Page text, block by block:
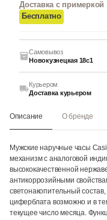
Доставка с примеркой
Бесплатно
Самовывоз
Новокузнецкая 18с1
Курьером
Доставка курьером
Описание О бренде
Мужские наручные часы
механизм с аналоговой
высококачественной
антикоррозийными
светонакопительный
циферблата возможно и в
текущее число месяца.